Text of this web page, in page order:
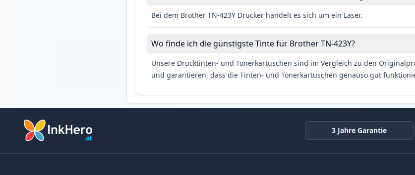
Bei dem Brother TN-423Y Drucker handelt es sich um ein Laser.
Wo finde ich die günstigste Tinte für Brother TN-423Y?
Unsere Drucktinten- und Tonerkartuschen sind im Vergleich zu den
und garantieren, dass die Tinten- und Tonerkartuschen genauso gut
3 Jahre Garantie